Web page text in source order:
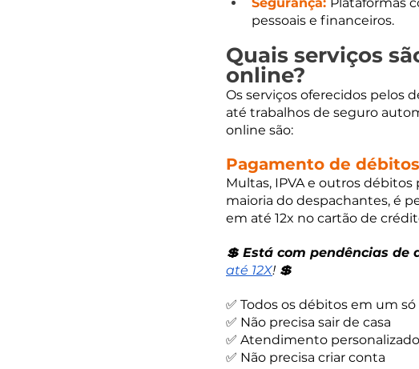
pessoais e financeiros.
Quais serviços
online?
Os serviços oferecidos pelos
até trabalhos de seguro
online são:
Pagamento de
Multas, IPVA e outros
maioria do despachantes, é
em até 12x no cartão de
💲 Está com pendências de
até 12X! 💲
✅ Todos os débitos em um
✅ Não precisa sair de casa
✅ Atendimento personalizado
✅ Não precisa criar conta